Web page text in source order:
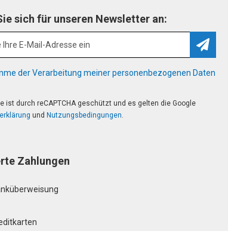
sich für unseren Newsletter an:
der Verarbeitung meiner personenbezogenen Daten
ist durch reCAPTCHA geschützt und es gelten die Google
und Nutzungsbedingungen.
Zahlungen